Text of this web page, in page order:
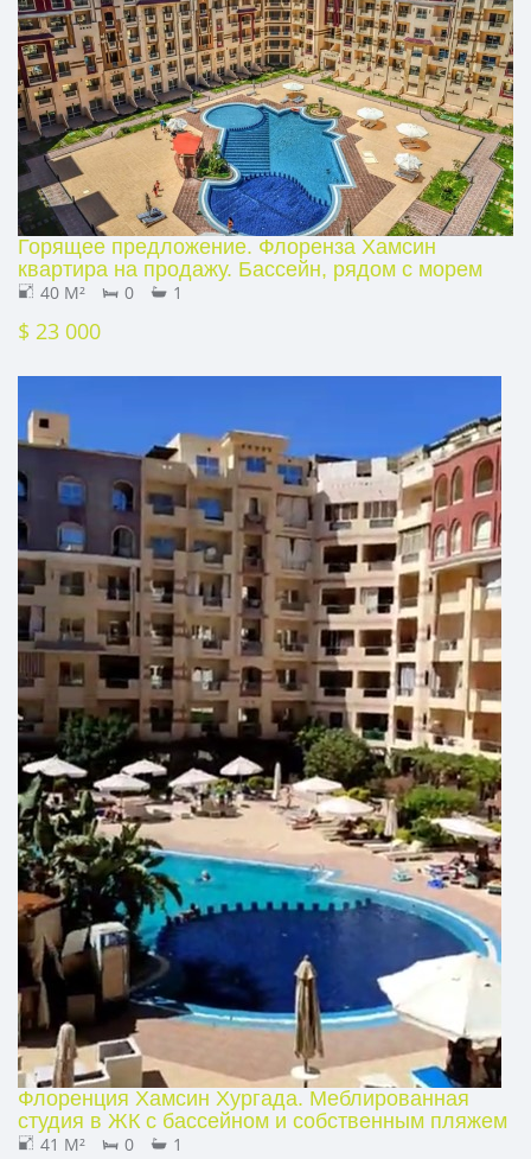
Горящее предложение. Флоренза Хамсин
квартира на продажу. Бассейн, рядом с морем
40 M² 0 1
$ 23 000
Флоренция Хамсин Хургада. Меблированная
студия в ЖК с бассейном и собственным пляжем
41 M² 0 1